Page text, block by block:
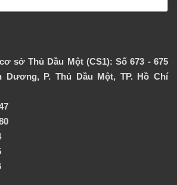
sở Thủ Dầu Một (CS1): Số 673 - 675
Dương, P. Thủ Dầu Một, TP. Hồ Chí